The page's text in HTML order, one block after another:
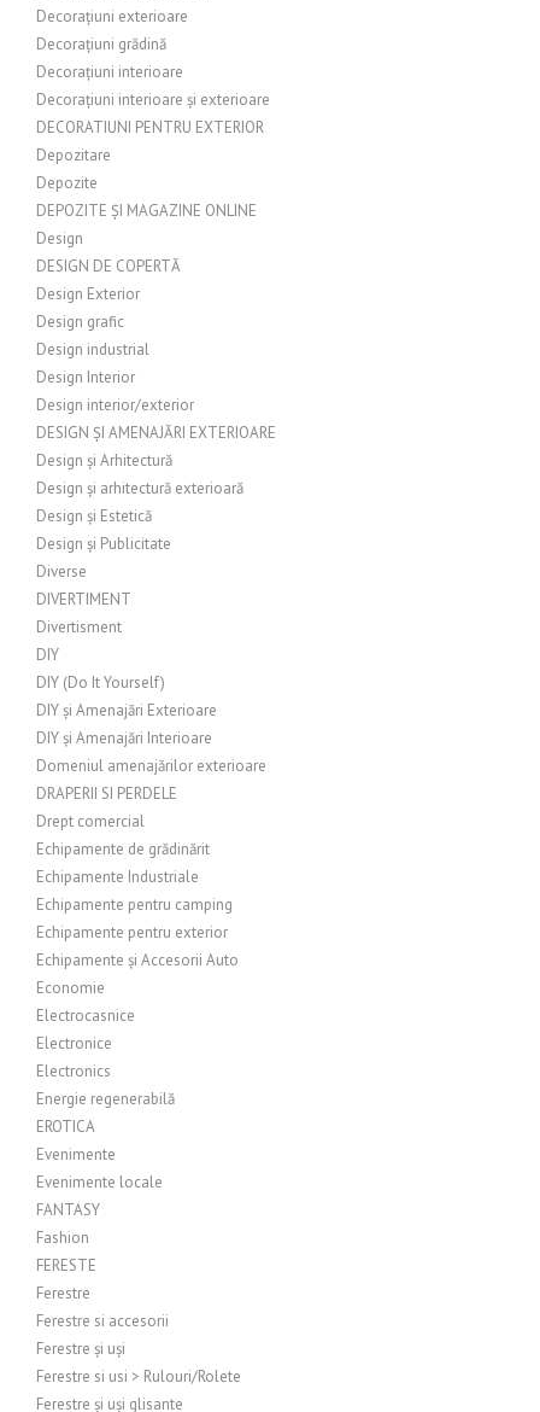
Decorațiuni exterioare
Decorațiuni grădină
Decorațiuni interioare
Decorațiuni interioare și exterioare
DECORATIUNI PENTRU EXTERIOR
Depozitare
Depozite
DEPOZITE ȘI MAGAZINE ONLINE
Design
DESIGN DE COPERTĂ
Design Exterior
Design grafic
Design industrial
Design Interior
Design interior/exterior
DESIGN ȘI AMENAJĂRI EXTERIOARE
Design și Arhitectură
Design și arhitectură exterioară
Design și Estetică
Design și Publicitate
Diverse
DIVERTIMENT
Divertisment
DIY
DIY (Do It Yourself)
DIY și Amenajări Exterioare
DIY și Amenajări Interioare
Domeniul amenajărilor exterioare
DRAPERII SI PERDELE
Drept comercial
Echipamente de grădinărit
Echipamente Industriale
Echipamente pentru camping
Echipamente pentru exterior
Echipamente și Accesorii Auto
Economie
Electrocasnice
Electronice
Electronics
Energie regenerabilă
EROTICA
Evenimente
Evenimente locale
FANTASY
Fashion
FERESTE
Ferestre
Ferestre si accesorii
Ferestre și uși
Ferestre si usi > Rulouri/Rolete
Ferestre și uși glisante